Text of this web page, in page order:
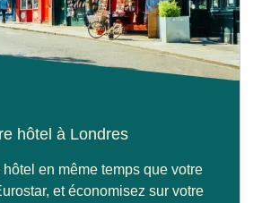
hôtel à Londres
en même temps que votre
et économisez sur votre